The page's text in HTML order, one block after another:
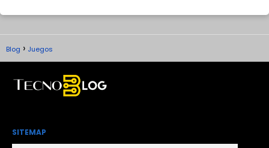
Blog Juegos
SITEMAP